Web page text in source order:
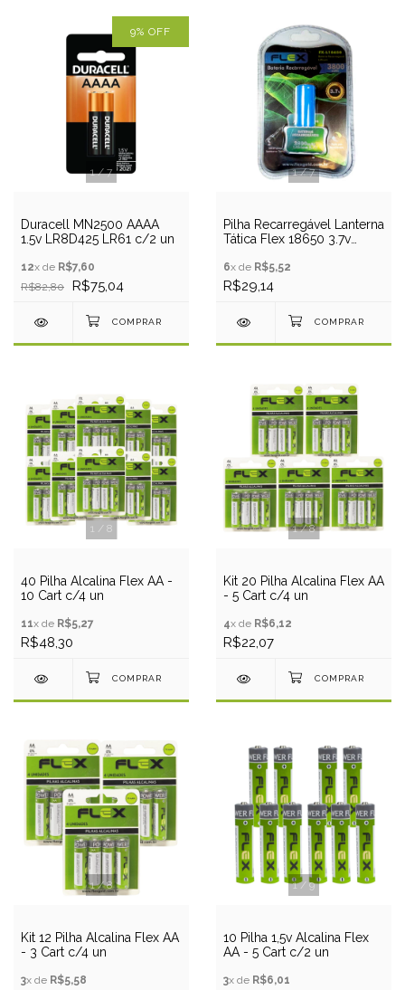
1/7
9% OFF
Duracell MN2500 AAAA
1.5v LR8D425 LR61 c/2 un
12x de R$7,60
R$82,80
R$75,04
1/7
Pilha Recarregável Lanterna
Tática Flex 18650 3.7v
6x de R$5,52
R$29,14
1 / 8
40 Pilha Alcalina Flex AA -
10 Cart c/4 un
11x de R$5,27
R$48,30
1/8
Kit 20 Pilha Alcalina Flex AA
- 5 Cart c/4 un
4x de R$6,12
R$22,07
1/8
Kit 12 Pilha Alcalina Flex AA
- 3 Cart c/4 un
3x de R$5,58
1/9
10 Pilha 1,5v Alcalina Flex
AA - 5 Cart c/2 un
3x de R$6,01